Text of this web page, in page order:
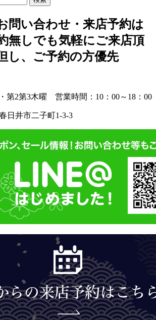
問い合わせ・ 来店予約は
無しでも気軽にご来店頂
し、ご予約の方優先
第2第3木曜 営業時間：10：00～18：00
日井市二子町1-3-3